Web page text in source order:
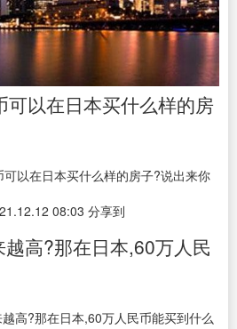
可以在日本买什么样的房
以在日本买什么样的房子?说出来你
08:03 分享到
高?那在日本,60万人民
高?那在日本,60万人民币能买到什么